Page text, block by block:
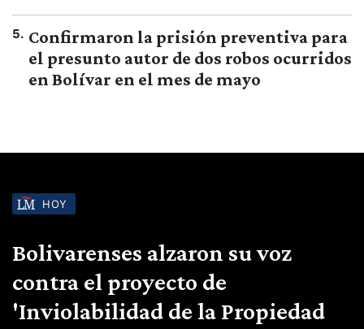
5. Confirmaron la prisión preventiva para
el presunto autor de dos robos ocurridos
en Bolívar en el mes de mayo
HOY
Bolivarenses alzaron su voz
contra el proyecto de
'Inviolabilidad de la Propiedad